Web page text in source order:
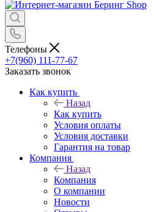
Телефоны
+7(960) 111-77-67
Заказать звонок
Как купить
Назад
Как купить
Условия оплаты
Условия доставки
Гарантия на товар
Компания
Назад
Компания
О компании
Новости